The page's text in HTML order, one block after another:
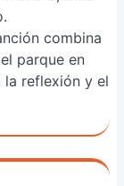
combina
parque en
la reflexión y el